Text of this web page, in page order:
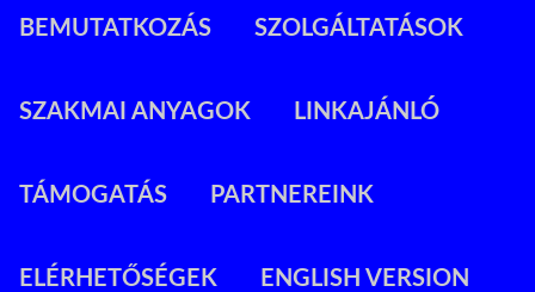
BEMUTATKOZÁS SZOLGÁLTATÁSOK
SZAKMAI ANYAGOK LINKAJÁNLÓ
TÁMOGATÁS PARTNEREINK
ELÉRHETŐSÉGEK ENGLISH VERSION